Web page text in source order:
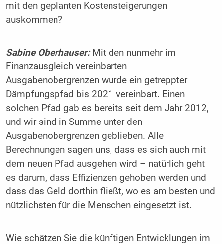
mit den geplanten Kostensteigerungen
auskommen?
Sabine Oberhauser:Mit den nunmehr im
Finanzausgleich vereinbarten
Ausgabenobergrenzen wurde ein getreppter
Dämpfungspfad bis 2021 vereinbart. Einen
solchen Pfad gab es bereits seit dem Jahr 2012,
und wir sind in Summe unter den
Ausgabenobergrenzen geblieben. Alle
Berechnungen sagen uns, dass es sich auch mit
dem neuen Pfad ausgehen wird – natürlich geht
es darum, dass Effizienzen gehoben werden und
dass das Geld dorthin fließt, wo es am besten und
nützlichsten für die Menschen eingesetzt ist.
Wie schätzen Sie die künftigen Entwicklungen im